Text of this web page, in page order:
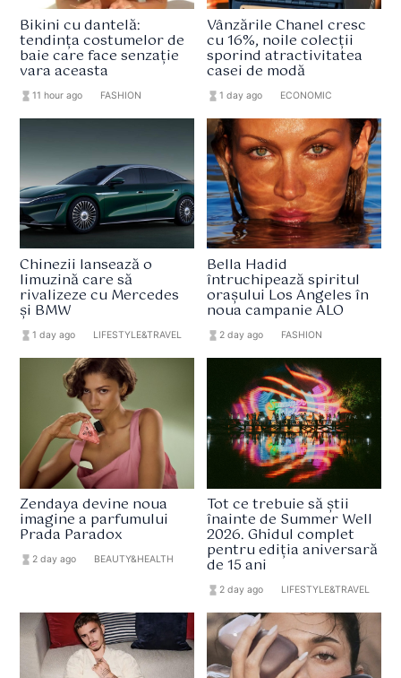
Bikini cu dantelă:
tendința costumelor de
baie care face senzație
vara aceasta
hourglass_full11 hour ago FASHION
Vânzările Chanel cresc
cu 16%, noile colecții
sporind atractivitatea
casei de modă
hourglass_full 1 day ago ECONOMIC
Chinezii lansează o
limuzină care să
rivalizeze cu Mercedes
și BMW
hourglass_full1 day ago LIFESTYLE&TRAVEL
Bella Hadid
întruchipează spiritul
orașului Los Angeles în
noua campanie ALO
hourglass_full 2 day ago FASHION
Zendaya devine noua
imagine a parfumului
Prada Paradox
hourglass_full 2 day ago BEAUTY&HEALTH
Tot ce trebuie să știi
înainte de Summer Well
2026. Ghidul complet
pentru ediția aniversară
de 15 ani
hourglass_full 2 day ago LIFESTYLE&TRAVEL